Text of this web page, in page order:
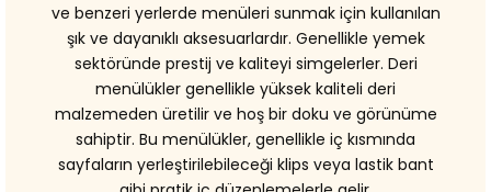
ve benzeri yerlerde menüleri sunmak için kullanılan
şık ve dayanıklı aksesuarlardır. Genellikle yemek
sektöründe prestij ve kaliteyi simgelerler. Deri
menülükler genellikle yüksek kaliteli deri
malzemeden üretilir ve hoş bir doku ve görünüme
sahiptir. Bu menülükler, genellikle iç kısmında
sayfaların yerleştirilebileceği klips veya lastik bant